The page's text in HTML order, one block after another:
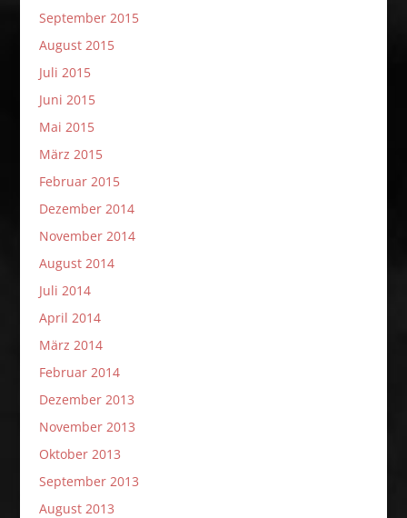
September 2015
August 2015
Juli 2015
Juni 2015
Mai 2015
März 2015
Februar 2015
Dezember 2014
November 2014
August 2014
Juli 2014
April 2014
März 2014
Februar 2014
Dezember 2013
November 2013
Oktober 2013
September 2013
August 2013